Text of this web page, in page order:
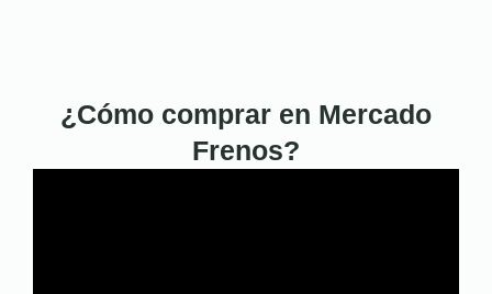
¿Cómo comprar en Mercado
Frenos?